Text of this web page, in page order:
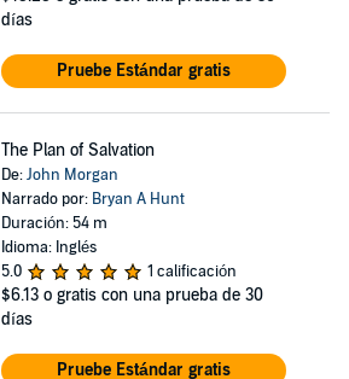
días
Pruebe Estándar gratis
The Plan of Salvation
De:John Morgan
Narrado por: Bryan A Hunt
Duración: 54 m
Idioma: Inglés
5.0
1 calificación
$6.13 o gratis con una prueba de 30
días
Pruebe Estándar gratis